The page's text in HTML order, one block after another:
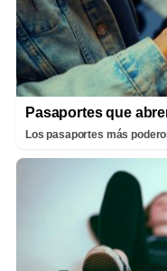
Pasaportes que
Los pasaportes más